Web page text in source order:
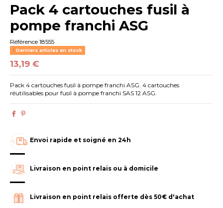
Pack 4 cartouches fusil à
pompe franchi ASG
Référence 18555
Derniers articles en stock
13,19 €
Pack 4 cartouches fusil à pompe franchi ASG. 4 cartouches
réutilisables pour fusil à pompe franchi SAS 12 ASG.
Envoi rapide et soigné en 24h
Livraison en point relais ou à domicile
Livraison en point relais offerte dès 50€ d'achat